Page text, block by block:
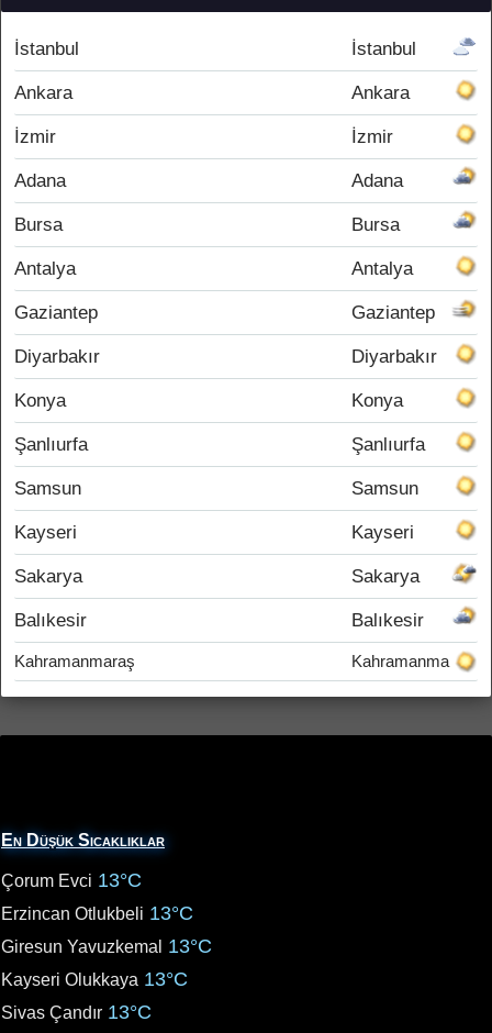
İstanbul İstanbul
Ankara Ankara
İzmir İzmir
Adana Adana
Bursa Bursa
Antalya Antalya
Gaziantep Gaziantep
Diyarbakır Diyarbakır
Konya Konya
Şanlıurfa Şanlıurfa
Samsun Samsun
Kayseri Kayseri
Sakarya Sakarya
Balıkesir Balıkesir
Kahramanmaraş Kahramanmaraş
En Düşük Sıcaklıklar
Çorum Evci 13°C
Erzincan Otlukbeli 13°C
Giresun Yavuzkemal 13°C
Kayseri Olukkaya 13°C
Sivas Çandır 13°C